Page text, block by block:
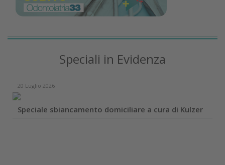
Speciali in Evidenza
20 Luglio 2026
Speciale sbiancamento domiciliare a cura di Kulzer